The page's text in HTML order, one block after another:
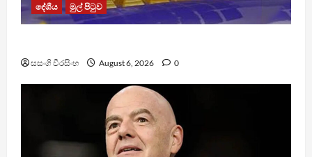
දේශීය මුල් පිටුව
සසංගි වීරසිංහ August 6, 2026 0